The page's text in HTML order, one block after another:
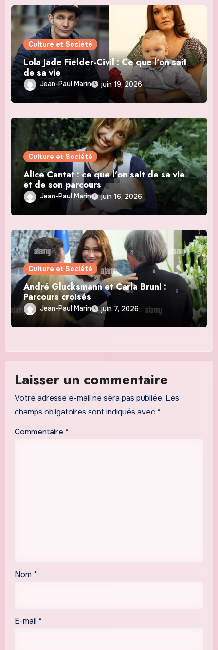
Culture et Société
Lola Jade Fielder-Civil : Ce que l’on sait
de sa vie
Jean-Paul Marin juin 19, 2026
Culture et Société
Alice Cantat : ce que l’on sait de sa vie
et de son parcours
Jean-Paul Marin juin 16, 2026
Culture et Société
André Glucksmann et Carla Bruni :
Parcours croisés
Jean-Paul Marin juin 7, 2026
Laisser un commentaire
Votre adresse e-mail ne sera pas publiée. Les
champs obligatoires sont indiqués avec *
Commentaire *
Nom *
E-mail *